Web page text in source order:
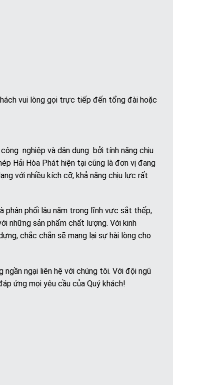
vui lòng gọi trực tiếp đến tổng đài hoặc
nghiệp và dân dụng bởi tính năng chịu
Hải Hòa Phát hiện tại cũng là đơn vị đang
với nhiều kích cỡ, khả năng chịu lực rất
phân phối lâu năm trong lĩnh vực sắt thếp,
những sản phẩm chất lượng. Với kinh
chắc chắn sẽ mang lại sự hài lòng cho
ngại liên hệ với chúng tôi. Với đội ngũ
ứng mọi yêu cầu của Quý khách!